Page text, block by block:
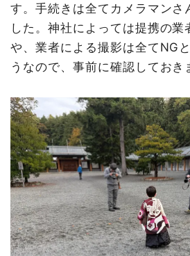
す。手続きは全てカメラマンさ
した。神社によっては提携の業
や、業者による撮影は全てNG
うなので、事前に確認しておき